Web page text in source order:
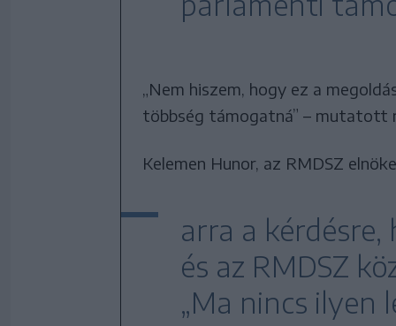
„Nem hiszem, hogy ez a
többség támogatná” – mutatott
Kelemen Hunor, az RMDSZ
arra a
és az RMDSZ
„Ma nincs ilyen